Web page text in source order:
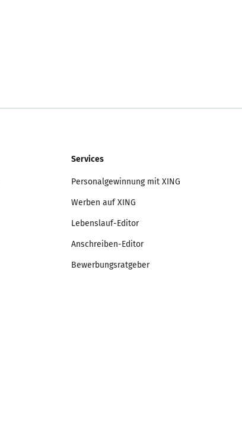
Services
Personalgewinnung mit XING
Werben auf XING
Lebenslauf-Editor
Anschreiben-Editor
Bewerbungsratgeber